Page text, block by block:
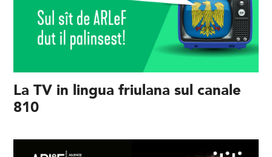
La TV in lingua friulana sul canale
810